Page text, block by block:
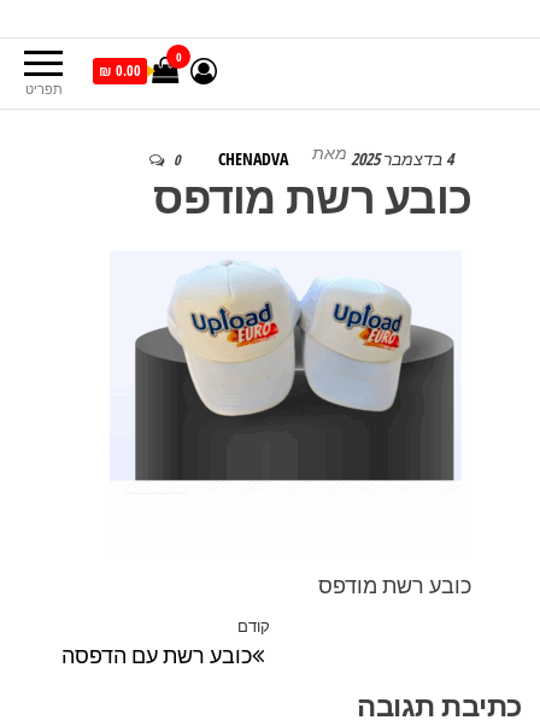
תפריט
0
0.00 ₪
4 בדצמבר 2025 מאת CHENADVA
0
כובע רשת מודפס
כובע רשת מודפס
הפוסט
הקודם
קודם
כובע רשת עם הדפסה
כתיבת תגובה